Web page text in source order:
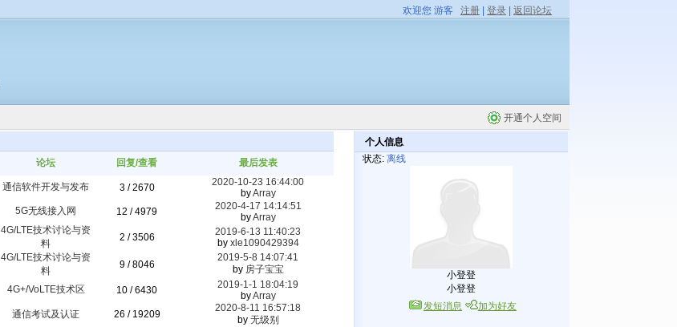
欢迎您 游客注册 |登录 |返回论坛
开通个人空间
论坛 回复/查看 最后发表
通信软件开发与发布 3 / 2670
2020-10-23 16:44:00
byArray
5G无线接入网 12 / 4979
2020-4-17 14:14:51
byArray
4G/LTE技术讨论与资
料
2 / 3506
2019-6-13 11:40:23
by xle1090429394
4G/LTE技术讨论与资
料
9 / 8046
2019-5-8 14:07:41
by 房子宝宝
4G+/VoLTE技术区 10 / 6430
2019-1-1 18:04:19
byArray
通信考试及认证 26 / 19209
2020-8-11 16:57:18
by 无级别
个人信息
状态:离线
小登登
小登登
发短消息
加为好友